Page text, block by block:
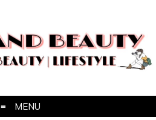
MENU